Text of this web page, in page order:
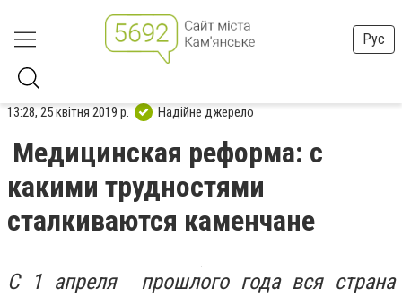
Рус
13:28, 25 квітня 2019 р. Надійне джерело
Медицинская реформа: с
какими трудностями
сталкиваются каменчане
С 1 апреля прошлого года вся страна